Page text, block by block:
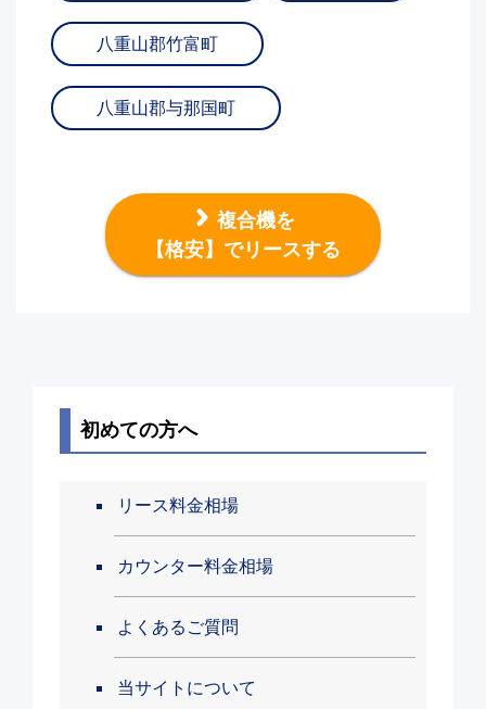
八重山郡竹富町
八重山郡与那国町
複合機を
【格安】でリースする
初めての方へ
リース料金相場
カウンター料金相場
よくあるご質問
当サイトについて